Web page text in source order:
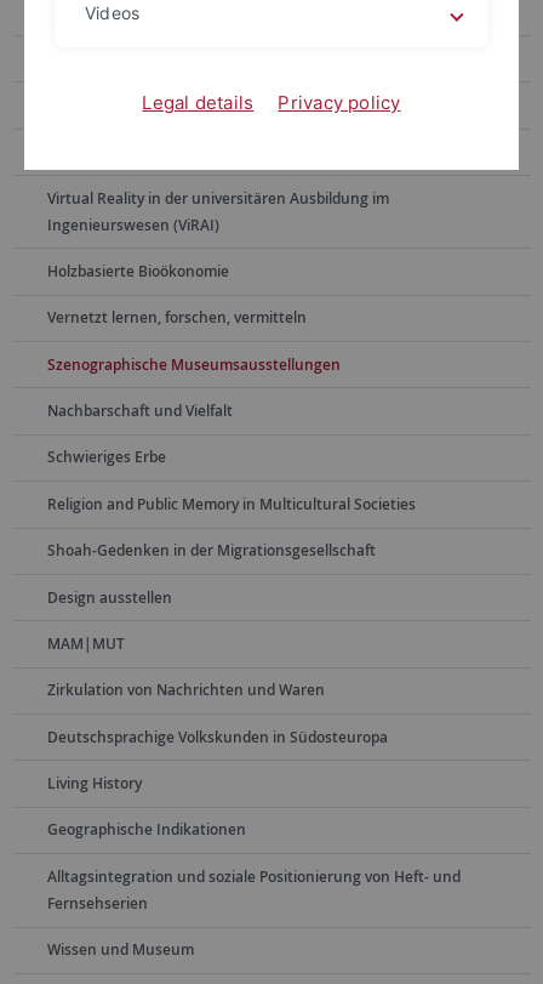
KulturWissen vernetzt
Danube narratives in the Vojvodina (20th and 21st century)
Virtual Reality in der universitären Ausbildung im
Ingenieurswesen (ViRAI)
Holzbasierte Bioökonomie
Vernetzt lernen, forschen, vermitteln
Szenographische Museumsausstellungen
Nachbarschaft und Vielfalt
Schwieriges Erbe
Religion and Public Memory in Multicultural Societies
Shoah-Gedenken in der Migrationsgesellschaft
Design ausstellen
MAM|MUT
Zirkulation von Nachrichten und Waren
Deutschsprachige Volkskunden in Südosteuropa
Living History
Geographische Indikationen
Alltagsintegration und soziale Positionierung von Heft- und
Fernsehserien
Wissen und Museum
Videos
Legal details Privacy policy